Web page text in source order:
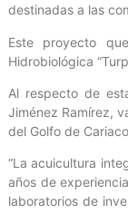
destinadas a las
Este proyecto
Hidrobiológica
Al respecto de
Jiménez Ramírez,
del Golfo de
“La acuicultura
años de
laboratorios de